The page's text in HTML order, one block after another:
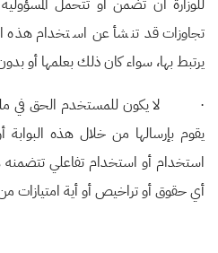
للوزارة أن تضمن أو تتحمل
تجاوزات قد تنشأ عن استخدام هذه
يرتبط بها، سواء كان ذلك بعلمها أو
·
لا يكون للمستخدم الحق في
يقوم بإرسالها من خلال هذه
استخدام أو استخدام تفاعلي
أي حقوق أو تراخيص أو أية امتيازات